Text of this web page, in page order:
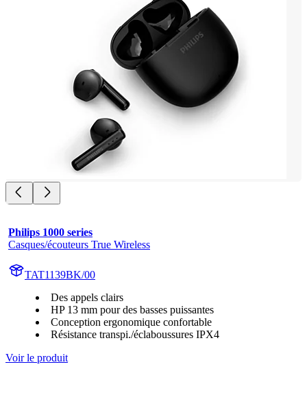
Philips 1000 series
Casques/écouteurs True Wireless
TAT1139BK/00
Des appels clairs
HP 13 mm pour des basses puissantes
Conception ergonomique confortable
Résistance transpi./éclaboussures IPX4
Voir le produit